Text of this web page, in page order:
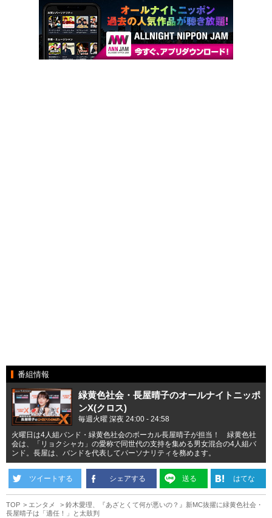
番組情報
緑黄色社会・長屋晴子のオールナイトニッポ
ンX(クロス)
毎週火曜 深夜 24:00 - 24:58
火曜日は4人組バンド・緑黄色社会のボーカル長屋晴子が担当！ 緑黄色社
会は、「リョクシャカ」の愛称で同世代の支持を集める男女混合の4人組バ
ンド。長屋は、バンドを代表してパーソナリティを務めます。
ツイートする シェアする 送る はてな
TOP エンタメ
鈴木愛理、『あざとくて何が悪いの？』新MC抜擢に緑黄色社会・
長屋晴子は「適任！」と太鼓判